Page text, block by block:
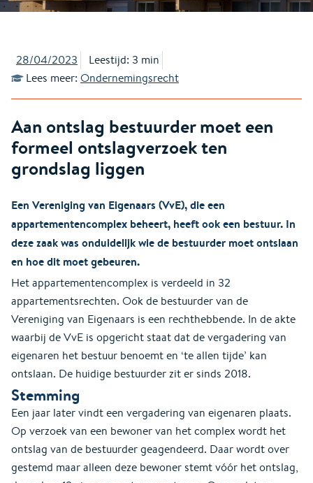
28/04/2023
Leestijd: 3 min
Lees meer: Ondernemingsrecht
Aan ontslag bestuurder moet een
formeel ontslagverzoek ten
grondslag liggen
Een Vereniging van Eigenaars (VvE), die een
appartementencomplex beheert, heeft ook een bestuur. In
deze zaak was onduidelijk wie de bestuurder moet ontslaan
en hoe dit moet gebeuren.
Het appartementencomplex is verdeeld in 32
appartementsrechten. Ook de bestuurder van de
Vereniging van Eigenaars is een rechthebbende. In de akte
waarbij de VvE is opgericht staat dat de vergadering van
eigenaren het bestuur benoemt en ‘te allen tijde’ kan
ontslaan. De huidige bestuurder zit er sinds 2018.
Stemming
Een jaar later vindt een vergadering van eigenaren plaats.
Op verzoek van een bewoner van het complex wordt het
ontslag van de bestuurder geagendeerd. Daar wordt over
gestemd maar alleen deze bewoner stemt vóór het ontslag,